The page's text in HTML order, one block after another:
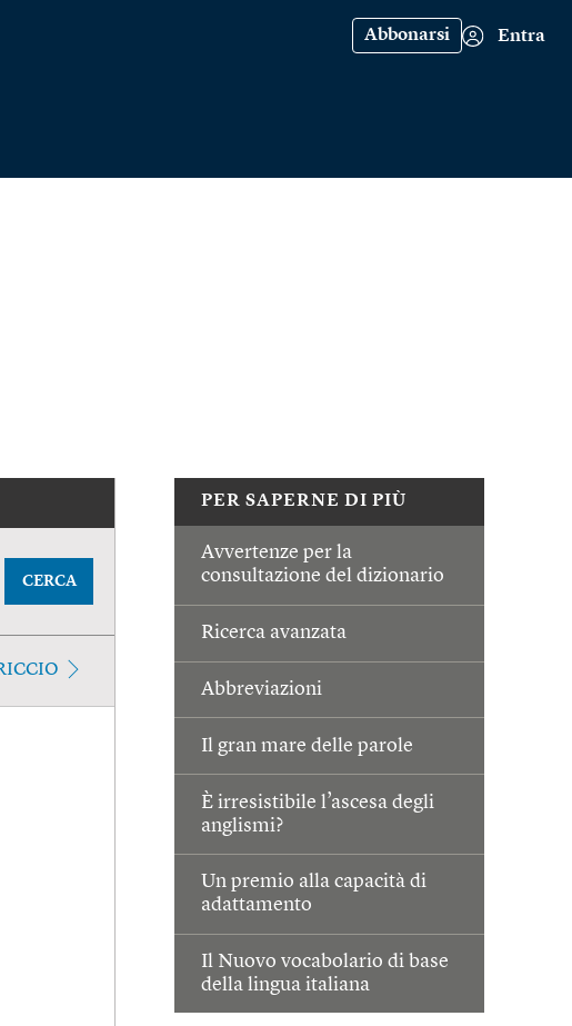
Abbonarsi Entra
PER SAPERNE DI PIÙ
Avvertenze per la
consultazione del dizionario
Ricerca avanzata
Abbreviazioni
Il gran mare delle parole
È irresistibile l’ascesa degli
anglismi?
Un premio alla capacità di
adattamento
Il Nuovo vocabolario di base
della lingua italiana
CERCA